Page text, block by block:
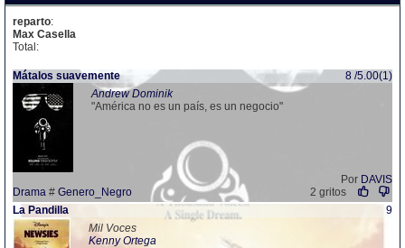
reparto:
Max Casella
Total:
Mátalos suavemente
8 /5.00(1)
Andrew Dominik
"América no es un país, es un negocio"
Por DAVIS
Drama # Genero_Negro
2 gritos
La Pandilla
9
Mil Voces
Kenny Ortega